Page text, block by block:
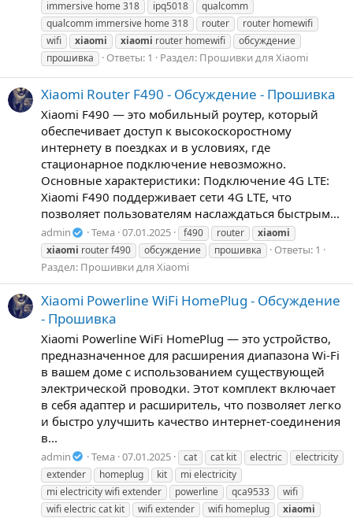
immersive home 318 ipq5018
qualcomm
qualcomm immersive home 318
router
router homewifi
wifi
xiaomi xiaomi router homewifi
обсуждение
прошивка
Ответы: 1 Раздел: Прошивки для Xiaomi
Xiaomi Router F490 - Обсуждение - Прошивка
Xiaomi F490 — это мобильный роутер, который
обеспечивает доступ к высокоскоростному
интернету в поездках и в условиях, где
стационарное подключение невозможно.
Основные характеристики: Подключение 4G LTE:
Xiaomi F490 поддерживает сети 4G LTE, что
позволяет пользователям наслаждаться быстрым...
admin Тема 07.01.2025 f490 router
xiaomi
xiaomi router f490 обсуждение прошивка
Ответы: 1
Раздел: Прошивки для Xiaomi
Xiaomi Powerline WiFi HomePlug - Обсуждение
- Прошивка
Xiaomi Powerline WiFi HomePlug — это устройство,
предназначенное для расширения диапазона Wi-Fi
в вашем доме с использованием существующей
электрической проводки. Этот комплект включает
в себя адаптер и расширитель, что позволяет легко
и быстро улучшить качество интернет-соединения
в...
admin Тема 07.01.2025 cat cat kit electric
electricity
extender
homeplug kit
mi electricity
mi electricity wifi extender
powerline qca9533
wifi
wifi electric cat kit
wifi extender wifi homeplug
xiaomi